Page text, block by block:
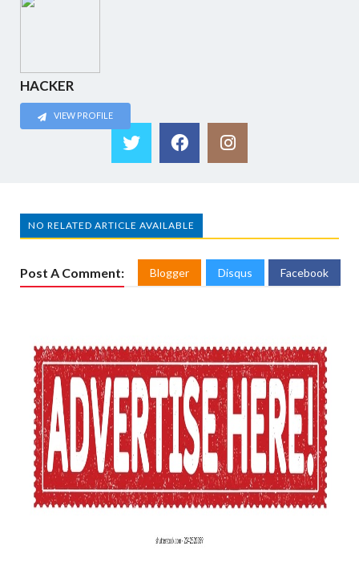
HACKER
VIEW PROFILE
NO RELATED ARTICLE AVAILABLE
Post A Comment: Blogger Disqus Facebook